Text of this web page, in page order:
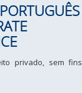
privado, sem fins